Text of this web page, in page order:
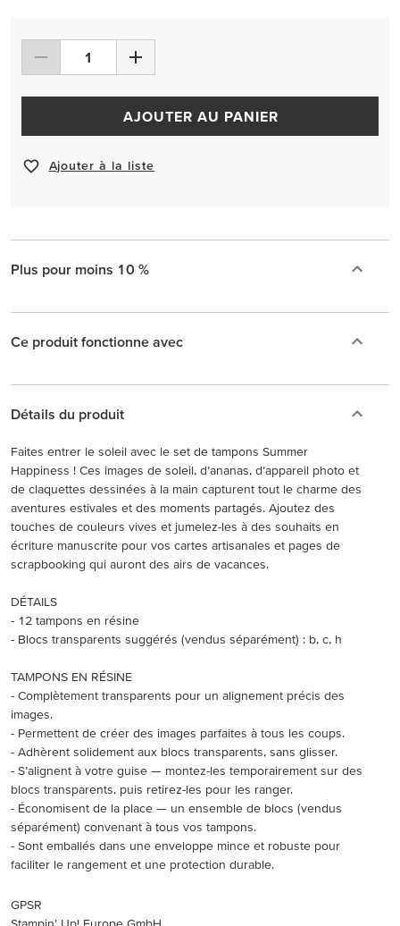
AJOUTER AU PANIER
Ajouter à la liste
Plus pour moins 10 %
Ce produit fonctionne avec
Détails du produit
Faites entrer le soleil avec le set de tampons Summer
Happiness ! Ces images de soleil, d’ananas, d’appareil photo et
de claquettes dessinées à la main capturent tout le charme des
aventures estivales et des moments partagés. Ajoutez des
touches de couleurs vives et jumelez-les à des souhaits en
écriture manuscrite pour vos cartes artisanales et pages de
scrapbooking qui auront des airs de vacances.
DÉTAILS
- 12 tampons en résine
- Blocs transparents suggérés (vendus séparément) : b, c, h
TAMPONS EN RÉSINE
- Complètement transparents pour un alignement précis des
images.
- Permettent de créer des images parfaites à tous les coups.
- Adhèrent solidement aux blocs transparents, sans glisser.
- S’alignent à votre guise — montez-les temporairement sur des
blocs transparents, puis retirez-les pour les ranger.
- Économisent de la place — un ensemble de blocs (vendus
séparément) convenant à tous vos tampons.
- Sont emballés dans une enveloppe mince et robuste pour
faciliter le rangement et une protection durable.
GPSR